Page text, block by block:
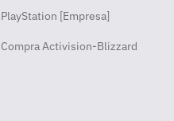
PlayStation [Empresa]
Compra Activision-Blizzard